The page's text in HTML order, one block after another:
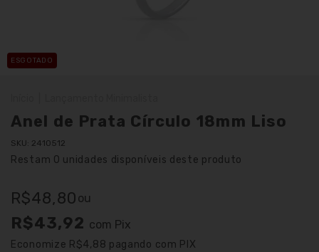
ESGOTADO
Anel de Prata Círculo 18mm Liso
SKU: 2410512
Restam 0 unidades disponíveis deste produto
R$48,80 ou
R$43,92 com Pix
Economize R$4,88 pagando com PIX